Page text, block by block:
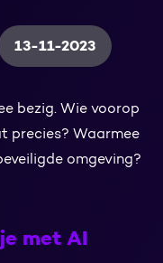
13-11-2023
bezig. Wie voorop
precies? Waarmee
omgeving?
met AI